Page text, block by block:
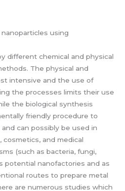
using
different chemical and physical
The physical and
intensive and the use of
the processes limits their use
the biological synthesis
friendly procedure to
can possibly be used in
cosmetics, and medical
(such as bacteria, fungi,
potential nanofactories and as
routes to prepare metal
are numerous studies which